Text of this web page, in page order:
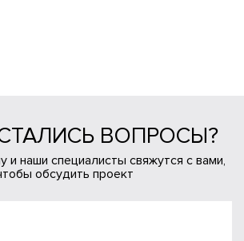
ВОПРОСЫ?
и наши специалисты свяжутся с вами,
обсудить проект